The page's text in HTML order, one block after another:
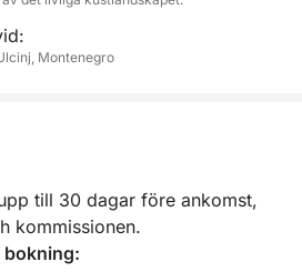
utforska den fantastiska
och landmärkena runt Ulcinj.
delar med sig av
lokal kunskap om kustlinjen
av bekväma sittplatser med
att du kan koppla av medan
Montenegro
till 30 dagar före ankomst,
kommissionen.